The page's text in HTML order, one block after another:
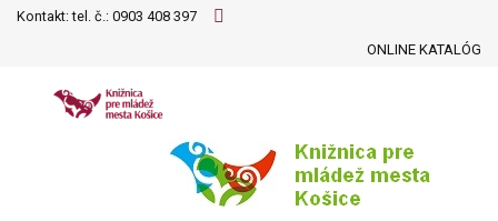
Kontakt: tel. č.: 0903 408 397
ONLINE KATALÓG